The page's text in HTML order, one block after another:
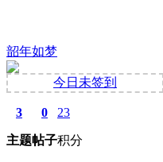
韶年如梦
今日未签到
3
主题
0
帖子
23
积分